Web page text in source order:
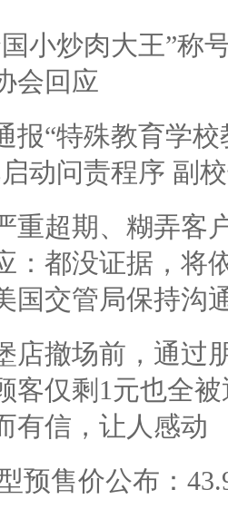
小炒肉大王”称
会回应
报“特殊教育学
动问责程序 副
重超期、糊弄客
：都没证据，将
国交管局保持沟
店撤场前，通过
客仅剩1元也全
有信，让人感动
预售价公布：